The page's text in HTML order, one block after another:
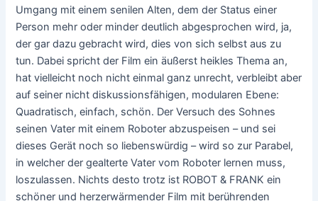
Umgang mit einem senilen Alten, dem der Status einer
Person mehr oder minder deutlich abgesprochen wird, ja,
der gar dazu gebracht wird, dies von sich selbst aus zu
tun. Dabei spricht der Film ein äußerst heikles Thema an,
hat vielleicht noch nicht einmal ganz unrecht, verbleibt aber
auf seiner nicht diskussionsfähigen, modularen Ebene:
Quadratisch, einfach, schön. Der Versuch des Sohnes
seinen Vater mit einem Roboter abzuspeisen – und sei
dieses Gerät noch so liebenswürdig – wird so zur Parabel,
in welcher der gealterte Vater vom Roboter lernen muss,
loszulassen. Nichts desto trotz ist ROBOT & FRANK ein
schöner und herzerwärmender Film mit berührenden